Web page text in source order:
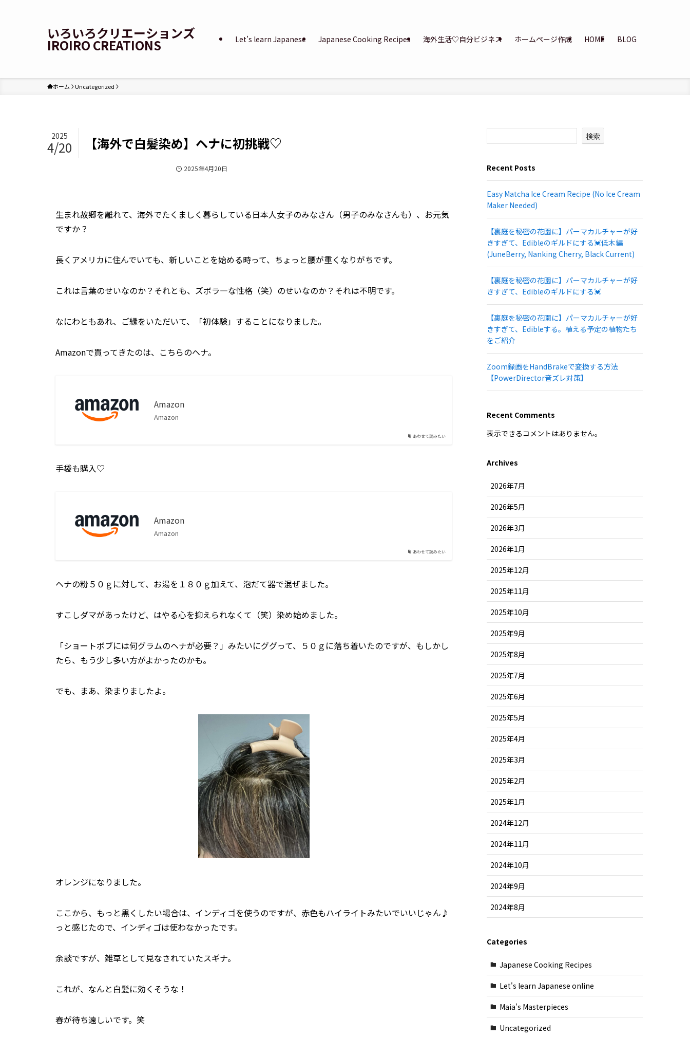
いろいろクリエーションズ
IROIRO CREATIONS Let’s learn Japanese Japanese Cooking Recipes 海外生活♡自分ビジネス ホームページ作成 HOME BLOG
ホーム Uncategorized
【海外で白髪染め】ヘナに初挑戦♡
2025
4/20
2025年4月20日
生まれ故郷を離れて、海外でたくましく暮らしている日本人女子のみなさん（男子のみなさんも）、お元気
ですか？
長くアメリカに住んでいても、新しいことを始める時って、ちょっと腰が重くなりがちです。
これは言葉のせいなのか？それとも、ズボラ―な性格（笑）のせいなのか？それは不明です。
なにわともあれ、ご縁をいただいて、「初体験」することになりました。
Amazonで買ってきたのは、こちらのヘナ。
あわせて読みたい
Amazon
Amazon
手袋も購入♡
あわせて読みたい
Amazon
Amazon
ヘナの粉５０ｇに対して、お湯を１８０ｇ加えて、泡だて器で混ぜました。
すこしダマがあったけど、はやる心を抑えられなくて（笑）染め始めました。
「ショートボブには何グラムのヘナが必要？」みたいにググって、５０ｇに落ち着いたのですが、もしかし
たら、もう少し多い方がよかったのかも。
でも、まあ、染まりましたよ。
オレンジになりました。
ここから、もっと黒くしたい場合は、インディゴを使うのですが、赤色もハイライトみたいでいいじゃん♪
っと感じたので、インディゴは使わなかったです。
余談ですが、雑草として見なされていたスギナ。
これが、なんと白髪に効くそうな！
春が待ち遠しいです。笑
検索
Recent Posts
Easy Matcha Ice Cream Recipe (No Ice Cream
Maker Needed)
【裏庭を秘密の花園に】パーマカルチャーが好
きすぎて、Edibleのギルドにする💓低木編
(JuneBerry, Nanking Cherry, Black Current)
【裏庭を秘密の花園に】パーマカルチャーが好
きすぎて、Edibleのギルドにする💓
【裏庭を秘密の花園に】パーマカルチャーが好
きすぎて、Edibleする。植える予定の植物たち
をご紹介
Zoom録画をHandBrakeで変換する方法
【PowerDirector音ズレ対策】
Recent Comments
表示できるコメントはありません。
Archives
2026年7月
2026年5月
2026年3月
2026年1月
2025年12月
2025年11月
2025年10月
2025年9月
2025年8月
2025年7月
2025年6月
2025年5月
2025年4月
2025年3月
2025年2月
2025年1月
2024年12月
2024年11月
2024年10月
2024年9月
2024年8月
Categories
Japanese Cooking Recipes
Let's learn Japanese online
Maia's Masterpieces
Uncategorized